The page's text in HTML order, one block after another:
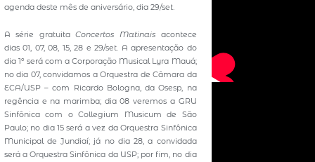
agenda deste mês de aniversário, dia 29/set.
A série gratuitaConcertos Matinais acontece
dias 01, 07, 08, 15, 28 e 29/set. A apresentação do
dia 1º será com a Corporação Musical Lyra Mauá;
no dia 07, convidamos a Orquestra de Câmara da
ECA/USP – com Ricardo Bologna, da Osesp, na
regência e na marimba; dia 08 veremos a GRU
Sinfônica com o Collegium Musicum de São
Paulo; no dia 15 será a vez da Orquestra Sinfônica
Municipal de Jundiaí; já no dia 28, a convidada
será a Orquestra Sinfônica da USP; por fim, no dia